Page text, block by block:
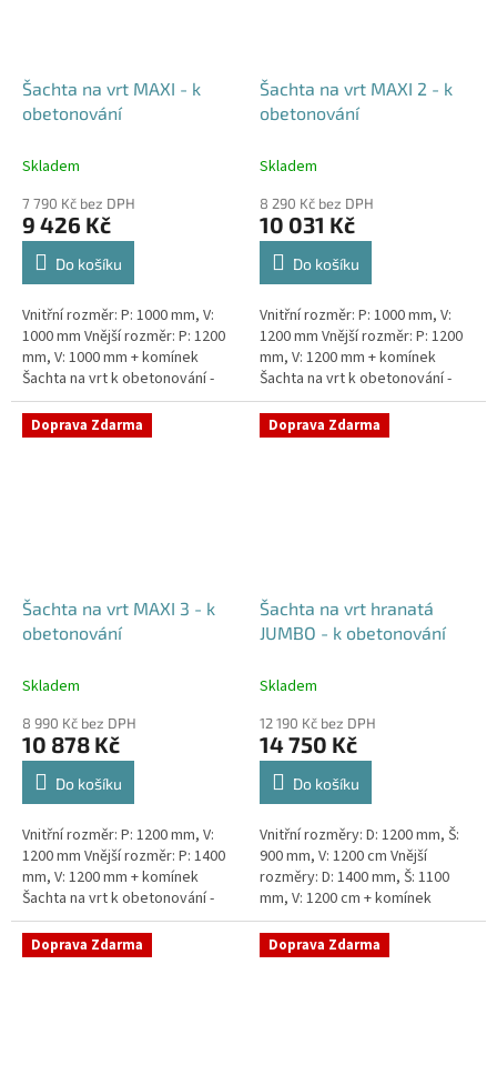
Šachta na vrt MAXI - k
obetonování
Skladem
7 790 Kč bez DPH
9 426 Kč
Do košíku
Vnitřní rozměr: P: 1000 mm, V:
1000 mm Vnější rozměr: P: 1200
mm, V: 1000 mm + komínek
Šachta na vrt k obetonování -
vhodná pod parkovací stání,
komunikace nebo do míst...
Šachta na vrt MAXI 2 - k
obetonování
Skladem
8 290 Kč bez DPH
10 031 Kč
Do košíku
Vnitřní rozměr: P: 1000 mm, V:
1200 mm Vnější rozměr: P: 1200
mm, V: 1200 mm + komínek
Šachta na vrt k obetonování -
vhodná pod parkovací stání,
komunikace nebo do míst...
Doprava Zdarma
Šachta na vrt MAXI 3 - k
obetonování
Skladem
8 990 Kč bez DPH
10 878 Kč
Do košíku
Vnitřní rozměr: P: 1200 mm, V:
1200 mm Vnější rozměr: P: 1400
mm, V: 1200 mm + komínek
Šachta na vrt k obetonování -
vhodná pod parkovací stání,
komunikace nebo do míst...
Doprava Zdarma
Šachta na vrt hranatá
JUMBO - k obetonování
Skladem
12 190 Kč bez DPH
14 750 Kč
Do košíku
Vnitřní rozměry: D: 1200 mm, Š:
900 mm, V: 1200 cm Vnější
rozměry: D: 1400 mm, Š: 1100
mm, V: 1200 cm + komínek
Šachta na vrt k obetonování -
vhodná pod parkovací...
Doprava Zdarma Doprava Zdarma